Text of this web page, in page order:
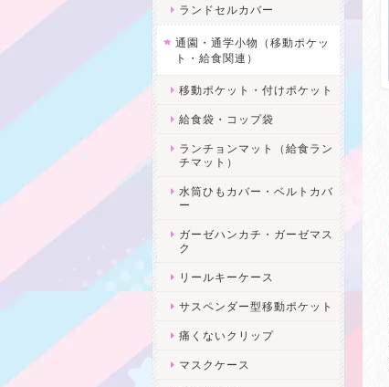
ランドセルカバー
通園・通学小物（移動ポケッ
ト・給食関連）
移動ポケット・付けポケット
給食袋・コップ袋
ランチョンマット（給食ラン
チマット）
水筒ひもカバー・ベルトカバ
ー
ガーゼハンカチ・ガーゼマス
ク
リールキーケース
サスペンダー型移動ポケット
痛くないクリップ
マスクケース